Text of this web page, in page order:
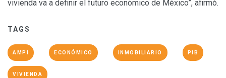
vivienda va a definir el futuro económico de México”, afirmó.
TAGS
AMPI ECONÓMICO INMOBILIARIO PIB
VIVIENDA